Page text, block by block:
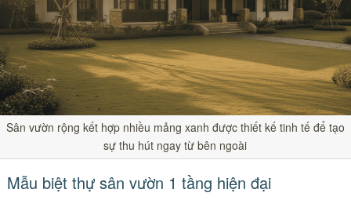
Sân vườn rộng kết hợp nhiều mảng xanh được thiết kế tinh tế để tạo
sự thu hút ngay từ bên ngoài
Mẫu biệt thự sân vườn 1 tầng hiện đại